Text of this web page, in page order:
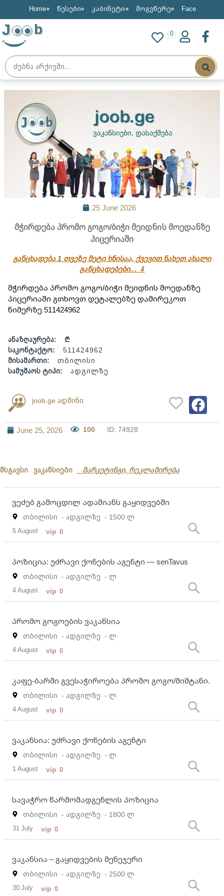
Home წესები კაბინეტი მოგვწერე Face
J b 0
25 June 2026
მჭირდება პრომო გოგო/ბიჭი მეიდნის მოედანზე
პიცერიაში
განცხადება 1 თვეზე მეტი ხნისაა, ქვევით ნახეთ ახალი
განცხადებები… ⇓
მჭირდება პრომო გოგო/ბიჭი მეიდნის მოედანზე
პიცერიაში გთხოვთ დეტალებზე დამირეკოთ
ნიმერზე 511424962
ანაზღაურება:
₾
საკონტაქტო:
511424962
მისამართი:
თბილისი
სამუშაოს ტიპი:
ადგილზე
joob.ge ადმინი
June 25, 2026 100 ID: 74928
მსგავსი ვაკანსიები მარკეტინგი, რეკლამირება
ვეძებ გამოცდილ ადამიანს გაყიდვებში
თბილისი - ადგილზე - 1500 ლ
5 August vip 0
პოზიცია: უძრავი ქონების აგენტი — senTavus
თბილისი - ადგილზე - ლ
4 August vip 0
პრომო გოგოების ვაკანსია
თბილისი - ადგილზე - ლ
4 August vip 0
კაფე-ბარში გვესაჭიროება პრომო გოგო/მიმტანი.
თბილისი - ადგილზე - ლ
4 August vip 0
ვაკანსია: უძრავი ქონების აგენტი
თბილისი - ადგილზე - ლ
1 August vip 0
სავაჭრო წარმომადგენლის პოზიცია
თბილისი - ადგილზე - 1800 ლ
31 July vip 0
ვაკანსია – გაყიდვების მენეჯერი
თბილისი - ადგილზე - 2500 ლ
30 July vip 0